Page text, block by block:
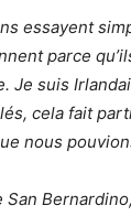
essayent
parce
suis
cela fait
nous